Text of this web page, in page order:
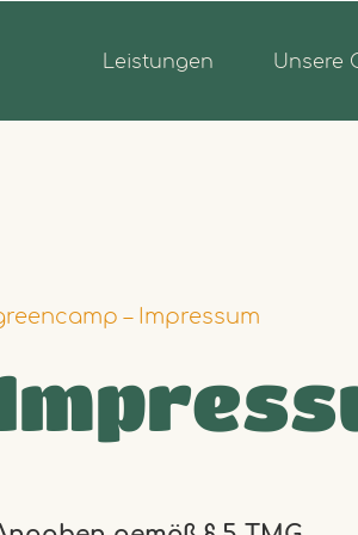
Leistungen Unsere
– Impressum